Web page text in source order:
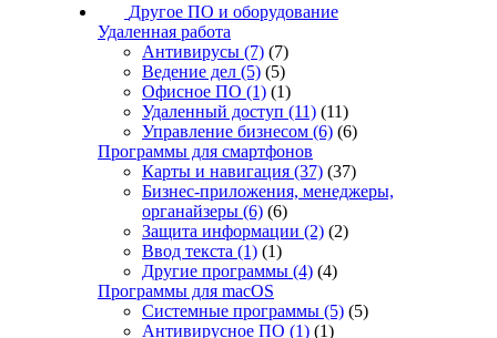
Другое ПО и оборудование
Удаленная работа
Антивирусы (7) (7)
Ведение дел (5) (5)
Офисное ПО (1) (1)
Удаленный доступ (11) (11)
Управление бизнесом (6) (6)
Программы для смартфонов
Карты и навигация (37) (37)
Бизнес-приложения, менеджеры,
органайзеры (6) (6)
Защита информации (2) (2)
Ввод текста (1) (1)
Другие программы (4) (4)
Программы для macOS
Системные программы (5) (5)
Антивирусное ПО (1) (1)